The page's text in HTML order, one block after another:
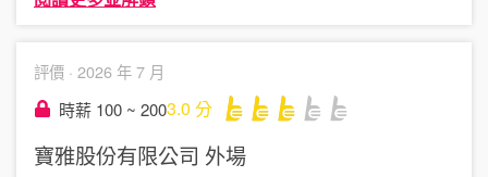
評價 · 2026 年 7 月
時薪 100 ~ 2003.0 分
寶雅股份有限公司 外場